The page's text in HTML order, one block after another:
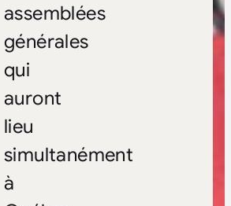
assemblées
générales
qui
auront
lieu
simultanément
à